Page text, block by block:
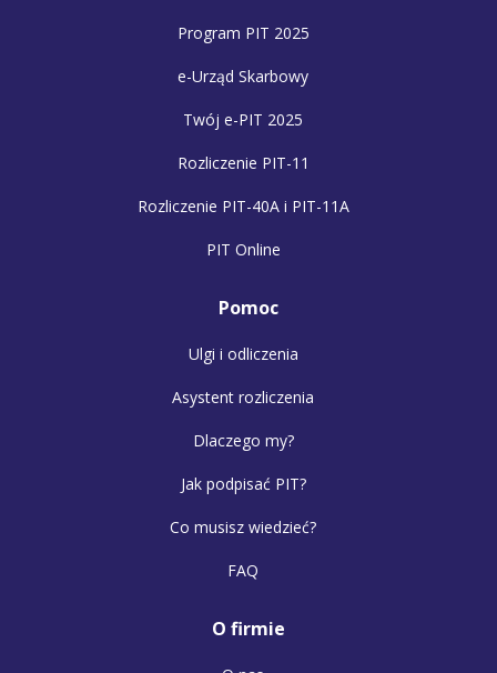
Program PIT 2025
e-Urząd Skarbowy
Twój e-PIT 2025
Rozliczenie PIT-11
Rozliczenie PIT-40A i PIT-11A
PIT Online
Pomoc
Ulgi i odliczenia
Asystent rozliczenia
Dlaczego my?
Jak podpisać PIT?
Co musisz wiedzieć?
FAQ
O firmie